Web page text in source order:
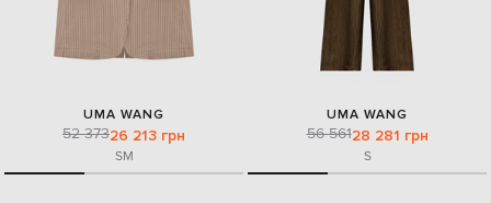
UMA WANG
52 37326 213 грн
SM
UMA WANG
56 56128 281 грн
S